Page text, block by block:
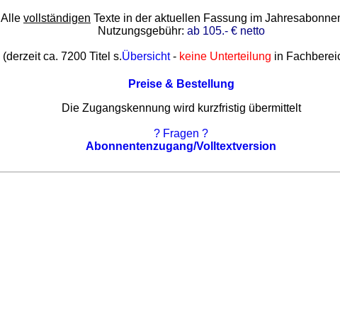
Alle vollständigen Texte in der aktuellen Fassung im
Nutzungsgebühr: ab 105.- € netto
(derzeit ca. 7200 Titel s.Übersicht- keine Unterteilung in
Preise & Bestellung
Die Zugangskennung wird kurzfristig übermittelt
? Fragen ?
Abonnentenzugang/Volltextversion